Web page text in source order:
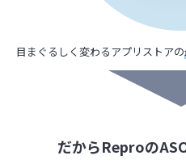
目まぐるしく変わるアプリストアの
だからReproの